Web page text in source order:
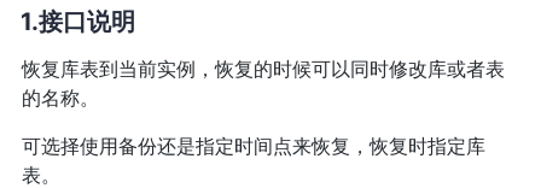
接口说明
恢复库表到当前实例，恢复的时候可以同时修改库或者表
的名称。
可选择使用备份还是指定时间点来恢复，恢复时指定库
表。